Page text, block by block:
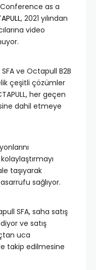
as a
, 2021 yılından
video
ve Octapull B2B
çeşitli çözümler
her geçen
dahil etmeye
taşıyarak
sağlıyor.
SFA, saha satış
ve satış
uca
takip edilmesine